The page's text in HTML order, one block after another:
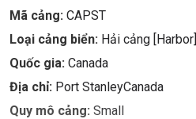
Mã cảng: CAPST
Loại cảng biển: Hải cảng [Harbor]
Quốc gia: Canada
Địa chỉ: Port StanleyCanada
Quy mô cảng: Small